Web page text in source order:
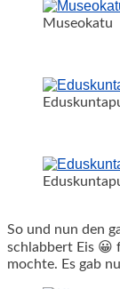
Museokatu
So und nun den
schlabbert Eis 😀
mochte. Es gab